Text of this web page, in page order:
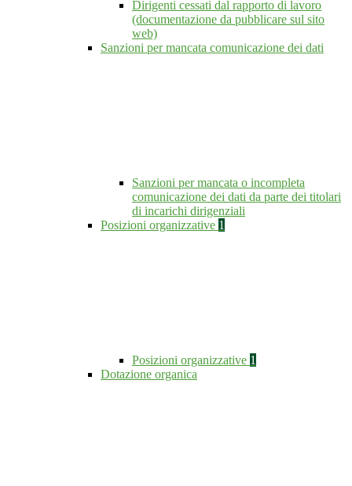
Dirigenti cessati dal rapporto di lavoro
(documentazione da pubblicare sul sito
web)
Sanzioni per mancata comunicazione dei dati
Sanzioni per mancata o incompleta
comunicazione dei dati da parte dei titolari
di incarichi dirigenziali
Posizioni organizzative 1
Posizioni organizzative 1
Dotazione organica